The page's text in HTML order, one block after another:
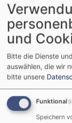
Facebook
und
Bitte die Dienste
auswählen, die wir
bitte unsere
Funktional
Speichern